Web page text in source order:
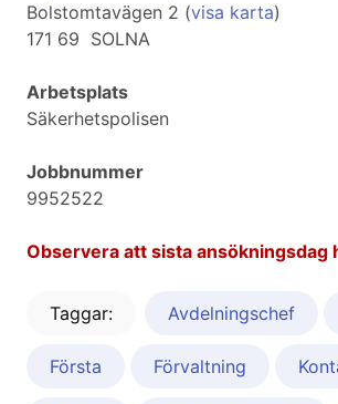
Bolstomtavägen 2 (visa karta)
171 69 SOLNA
Arbetsplats
Säkerhetspolisen
Jobbnummer
9952522
Observera att sista ansökningsdag
Taggar: Avdelningschef
Första Förvaltning